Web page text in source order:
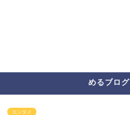
めるブログ
エンタメ